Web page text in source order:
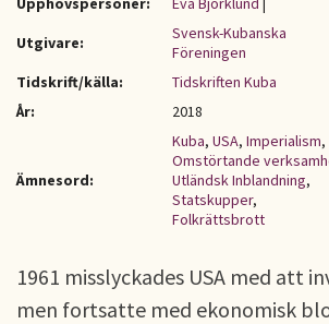
Utgivare:
Svensk-Kubanska
Föreningen
Tidskrift/källa:
Tidskriften Kuba
År:
2018
Ämnesord:
Kuba, USA, Imperialism,
Omstörtande
Utländsk Inblandning,
Statskupper,
Folkrättsbrott
1961 misslyckades USA med att
men fortsatte med ekonomisk